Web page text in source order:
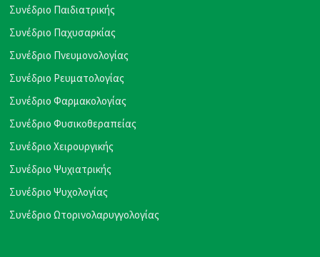
Συνέδριο Παιδιατρικής
Συνέδριο Παχυσαρκίας
Συνέδριο Πνευμονολογίας
Συνέδριο Ρευματολογίας
Συνέδριο Φαρμακολογίας
Συνέδριο Φυσικοθεραπείας
Συνέδριο Χειρουργικής
Συνέδριο Ψυχιατρικής
Συνέδριο Ψυχολογίας
Συνέδριο Ωτορινολαρυγγολογίας